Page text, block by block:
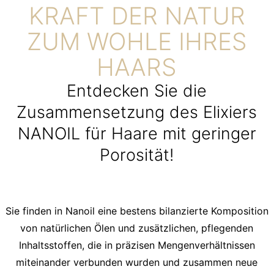
KRAFT DER NATUR
ZUM WOHLE IHRES
HAARS
Entdecken Sie die
Zusammensetzung des Elixiers
NANOIL für Haare mit geringer
Porosität!
Sie finden in Nanoil eine bestens bilanzierte Komposition
von natürlichen Ölen und zusätzlichen, pflegenden
Inhaltsstoffen, die in präzisen Mengenverhältnissen
miteinander verbunden wurden und zusammen neue